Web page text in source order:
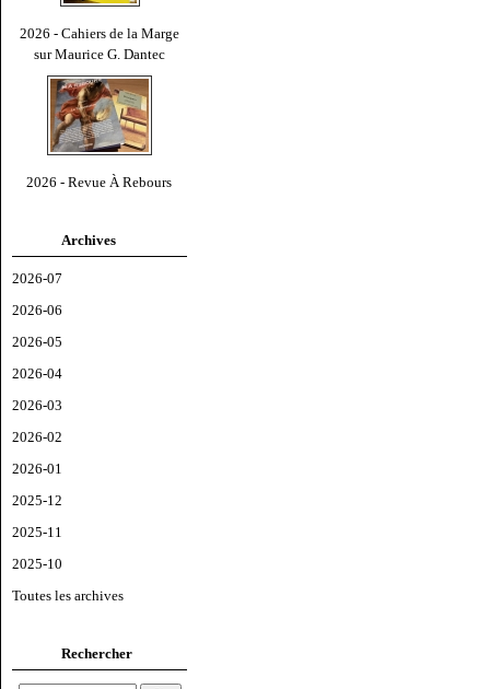
2026 - Cahiers de la Marge
sur Maurice G. Dantec
2026 - Revue À Rebours
Archives
2026-07
2026-06
2026-05
2026-04
2026-03
2026-02
2026-01
2025-12
2025-11
2025-10
Toutes les archives
Rechercher